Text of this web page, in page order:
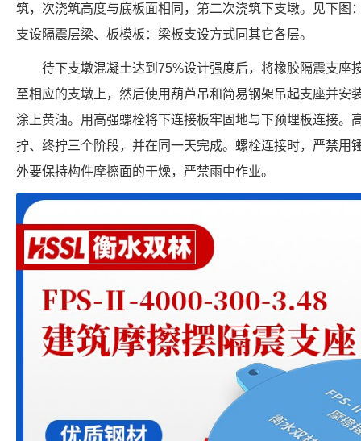
筑，次浇筑高度与底板面相同，第二次浇筑下支墩。见下图
支设隔震层梁、板模板：梁板支设方式同其它各层。
待下支墩混凝土达到75%设计强度后，将橡胶隔震支座
至相应的支墩上，然后使用葫芦吊和简易钢架吊起支座并安
涂上黄油。用高强螺栓将下连接板牢固地与下预埋板连接。
拧、终拧三个阶段，并在同一天完成。螺栓连接时，严禁用
外要保持构件摩擦面的干燥，严禁雨中作业。